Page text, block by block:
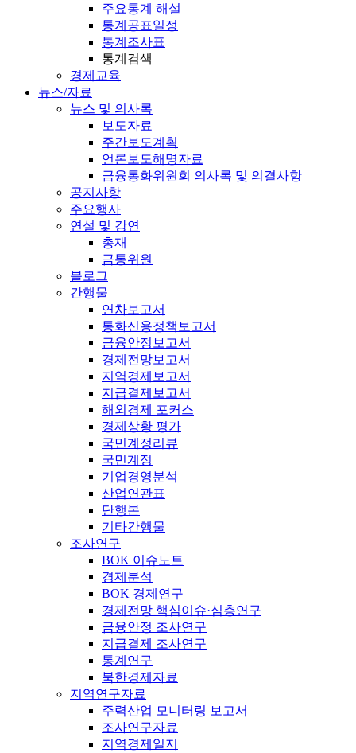
주요통계 해설
통계공표일정
통계조사표
통계검색
경제교육
뉴스/자료
뉴스 및 의사록
보도자료
주간보도계획
언론보도해명자료
금융통화위원회 의사록 및 의결사항
공지사항
주요행사
연설 및 강연
총재
금통위원
블로그
간행물
연차보고서
통화신용정책보고서
금융안정보고서
경제전망보고서
지역경제보고서
지급결제보고서
해외경제 포커스
경제상황 평가
국민계정리뷰
국민계정
기업경영분석
산업연관표
단행본
기타간행물
조사연구
BOK 이슈노트
경제분석
BOK 경제연구
경제전망 핵심이슈·심층연구
금융안정 조사연구
지급결제 조사연구
통계연구
북한경제자료
지역연구자료
주력산업 모니터링 보고서
조사연구자료
지역경제일지